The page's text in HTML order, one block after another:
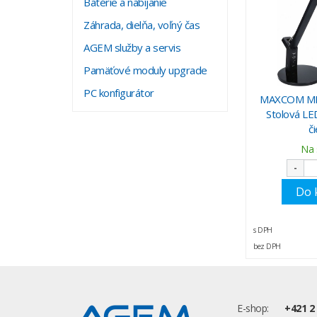
Záhrada, dielňa, voľný čas
AGEM služby a servis
Pamäťové moduly upgrade
PC konfigurátor
MAXCOM
Stolová
Na
-
Do
s DPH
bez DPH
E-shop: +421 2